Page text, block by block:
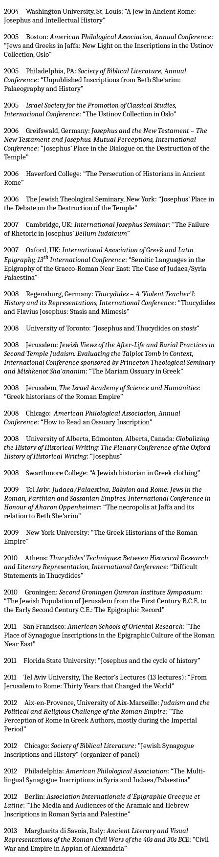
2004 Washington University, St. Louis: “A Jew in Ancient Rome:
Josephus and Intellectual History”
2005 Boston:American Philological Association, Annual Conference:
“Jews and Greeks in Jaffa: New Light on the Inscriptions in the Ustinov
Collection, Oslo”
2005 Philadelphia, PA: Society of Biblical Literature, Annual
Conference: “Unpublished Inscriptions from Beth She‘arim:
Palaeography and History”
2005 IsraelSociety for the Promotion of Classical Studies,
International Conference: “The Ustinov Collection in Oslo”
2006 Greifswald, Germany: Josephus and the New Testament – The
New Testament and Josephus. Mutual Perceptions, International
Conference: “Josephus’ Place in the Dialogue on the Destruction of the
Temple”
2006 Haverford College: “The Persecution of Historians in Ancient
Rome”
2006 The Jewish Theological Seminary, New York: “Josephus’ Place in
the Debate on the Destruction of the Temple”
2007 Cambridge, UK: International Josephus Seminar: “The Failure
of Rhetoric in Josephus’Bellum Iudaicum”
2007 Oxford, UK: International Association of Greek and Latin
Epigraphy, 13th International Conference: “Semitic Languages in the
Epigraphy of the Graeco-Roman Near East: The Case of Judaea/Syria
Palaestina”
2008 Regensburg, Germany: Thucydides – A ‘Violent Teacher’?:
History and its Representations, International Conference: “Thucydides
and Flavius Josephus: Stasis and Mimesis”
2008 University of Toronto: “Josephus and Thucydides onstasis”
2008 Jerusalem: Jewish Views of the After-Life and Burial Practices in
Second Temple Judaism: Evaluating the Talpiot Tomb in Context,
International Conference sponsored by Princeton Theological Seminary
and Mishkenot Sha’ananim: “The Mariam Ossuary in Greek”
2008 Jerusalem,The Israel Academy of Science and Humanities:
“Greek historians of the Roman Empire”
2008 Chicago:American Philological Association, Annual
Conference: “How to Read an Ossuary Inscription”
2008 University of Alberta, Edmonton, Alberta, Canada: Globalizing
the History of Historical Writing: The Plenary Conference of the Oxford
History of Historical Writing: “Josephus”
2008 Swarthmore College: “A Jewish historian in Greek clothing”
2009 Tel Aviv: Judaea/Palaestina, Babylon and Rome: Jews in the
Roman, Parthian and Sassanian Empires: International Conference in
Honour of Aharon Oppenheimer: “The necropolis at Jaffa and its
relation to Beth She‘arim”
2009 New York University: “The Greek Historians of the Roman
Empire”
2010 Athens: Thucydides’ Techniques: Between Historical Research
and Literary Representation, International Conference: “Difficult
Statements in Thucydides”
2010 Groningen: Second Groningen Qumran Institute Symposium:
“The Jewish Population of Jerusalem from the First Century B.C.E. to
the Early Second Century C.E.: The Epigraphic Record”
2011 San Francisco:American Schools of Oriental Research: “The
Place of Synagogue Inscriptions in the Epigraphic Culture of the Roman
Near East”
2011 Florida State University: “Josephus and the cycle of history”
2011 Tel Aviv University, The Rector’s Lectures (13 lectures): “From
Jerusalem to Rome: Thirty Years that Changed the World”
2012 Aix-en-Provence, University of Aix-Marseille: Judaism and the
Political and Religious Challenge of the Roman Empire: “The
Perception of Rome in Greek Authors, mostly during the Imperial
Period”
2012 Chicago: Society of Biblical Literature: “Jewish Synagogue
Inscriptions and History” (organizer of panel)
2012 Philadelphia:American Philological Association: “The Multi-
lingual Synagogue Inscriptions in Syria and Iudaea/Palaestina”
2012 Berlin:Association Internationale d'Épigraphie Grecque et
Latine: “The Media and Audiences of the Aramaic and Hebrew
Inscriptions in Roman Syria and Palestine”
2013 Margharita di Savoia, Italy:Ancient Literary and Visual
Representations of the Roman Civil Wars of the 40s and 30s BCE: “Civil
War and Empire in Appian of Alexandria”